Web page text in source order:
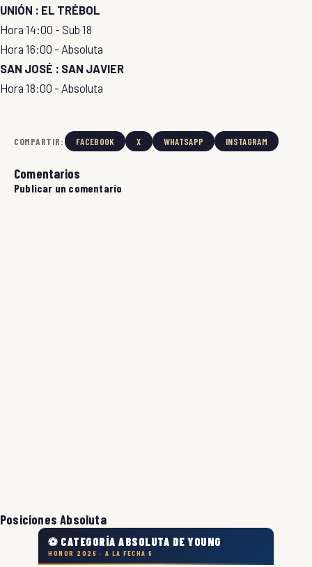
UNIÓN : EL TRÉBOL
Hora 14:00 - Sub 18
Hora 16:00 - Absoluta
SAN JOSÉ : SAN JAVIER
Hora 18:00 - Absoluta
COMPARTIR: FACEBOOK X WHATSAPP INSTAGRAM
Comentarios
Publicar un comentario
Posiciones Absoluta
⚽ CATEGORÍA ABSOLUTA DE YOUNG
HONOR 2026 · A LA FECHA 6